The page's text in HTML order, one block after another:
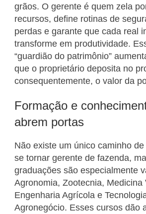
grãos. O gerente é quem zela
recursos, define rotinas de
perdas e garante que cada real
transforme em produtividade.
“guardião do patrimônio”
que o proprietário deposita no
consequentemente, o valor da
Formação e
abrem portas
Não existe um único caminho
se tornar gerente de fazenda,
graduações são especialmente
Agronomia, Zootecnia, Medicina
Engenharia Agrícola e
Agronegócio. Esses cursos dão